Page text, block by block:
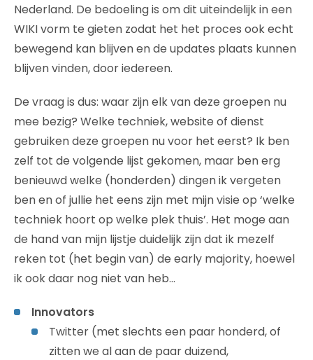
Nederland. De bedoeling is om dit uiteindelijk in een
WIKI vorm te gieten zodat het het proces ook echt
bewegend kan blijven en de updates plaats kunnen
blijven vinden, door iedereen.
De vraag is dus: waar zijn elk van deze groepen nu
mee bezig? Welke techniek, website of dienst
gebruiken deze groepen nu voor het eerst? Ik ben
zelf tot de volgende lijst gekomen, maar ben erg
benieuwd welke (honderden) dingen ik vergeten
ben en of jullie het eens zijn met mijn visie op ‘welke
techniek hoort op welke plek thuis’. Het moge aan
de hand van mijn lijstje duidelijk zijn dat ik mezelf
reken tot (het begin van) de early majority, hoewel
ik ook daar nog niet van heb…
Innovators
Twitter (met slechts een paar honderd, of
zitten we al aan de paar duizend,